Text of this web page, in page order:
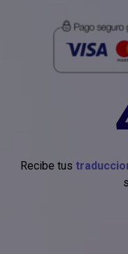
Recibe tus